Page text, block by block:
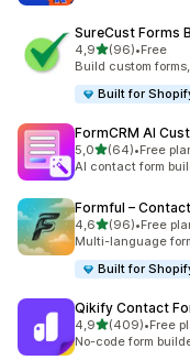
SureCust Forms
4,9de 5 estrelas
(96)
96 total de•Free
Build custom
Built for
FormCRM AI
5,0de 5 estrelas
(64)
64 total de•Free
AI contact form
Formful –
4,6de 5 estrelas
(96)
96 total de•Free
Multi-language
Built for
Qikify Contact
4,9de 5 estrelas
(409)
409 total de•Free
No-code form